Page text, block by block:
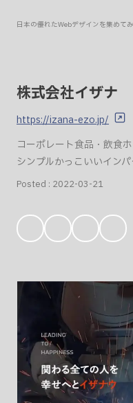
日本の優れたWebデザインを集めて
株式会社イザナ
https://izana-ezo.jp/
コーポレート食品・飲食
シンプルかっこいいイン
Posted : 2022-03-21
気
入